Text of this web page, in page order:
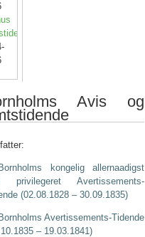
Avis og
kongelig allernaadigst
privilegeret Avertissements-
(02.08.1828 – 30.09.1835)
Avertissements-Tidende
– 19.03.1841)